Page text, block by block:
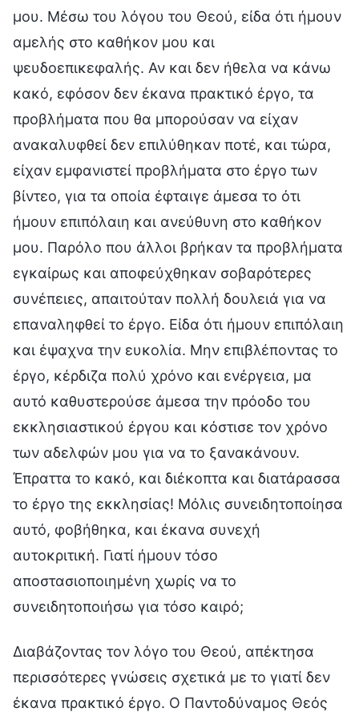
μου. Μέσω του λόγου του Θεού, είδα ότι ήμουν
αμελής στο καθήκον μου και
ψευδοεπικεφαλής. Αν και δεν ήθελα να κάνω
κακό, εφόσον δεν έκανα πρακτικό έργο, τα
προβλήματα που θα μπορούσαν να είχαν
ανακαλυφθεί δεν επιλύθηκαν ποτέ, και τώρα,
είχαν εμφανιστεί προβλήματα στο έργο των
βίντεο, για τα οποία έφταιγε άμεσα το ότι
ήμουν επιπόλαιη και ανεύθυνη στο καθήκον
μου. Παρόλο που άλλοι βρήκαν τα προβλήματα
εγκαίρως και αποφεύχθηκαν σοβαρότερες
συνέπειες, απαιτούταν πολλή δουλειά για να
επαναληφθεί το έργο. Είδα ότι ήμουν επιπόλαιη
και έψαχνα την ευκολία. Μην επιβλέποντας το
έργο, κέρδιζα πολύ χρόνο και ενέργεια, μα
αυτό καθυστερούσε άμεσα την πρόοδο του
εκκλησιαστικού έργου και κόστισε τον χρόνο
των αδελφών μου για να το ξανακάνουν.
Έπραττα το κακό, και διέκοπτα και διατάρασσα
το έργο της εκκλησίας! Μόλις συνειδητοποίησα
αυτό, φοβήθηκα, και έκανα συνεχή
αυτοκριτική. Γιατί ήμουν τόσο
αποστασιοποιημένη χωρίς να το
συνειδητοποιήσω για τόσο καιρό;
Διαβάζοντας τον λόγο του Θεού, απέκτησα
περισσότερες γνώσεις σχετικά με το γιατί δεν
έκανα πρακτικό έργο. Ο Παντοδύναμος Θεός